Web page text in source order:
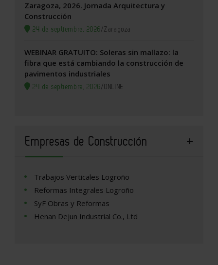
Zaragoza, 2026. Jornada Arquitectura y
Construcción
24 de septiembre, 2026/Zaragoza
WEBINAR GRATUITO: Soleras sin mallazo: la
fibra que está cambiando la construcción de
pavimentos industriales
24 de septiembre, 2026/ONLINE
Empresas de Construcción
Trabajos Verticales Logroño
Reformas Integrales Logroño
SyF Obras y Reformas
Henan Dejun Industrial Co., Ltd